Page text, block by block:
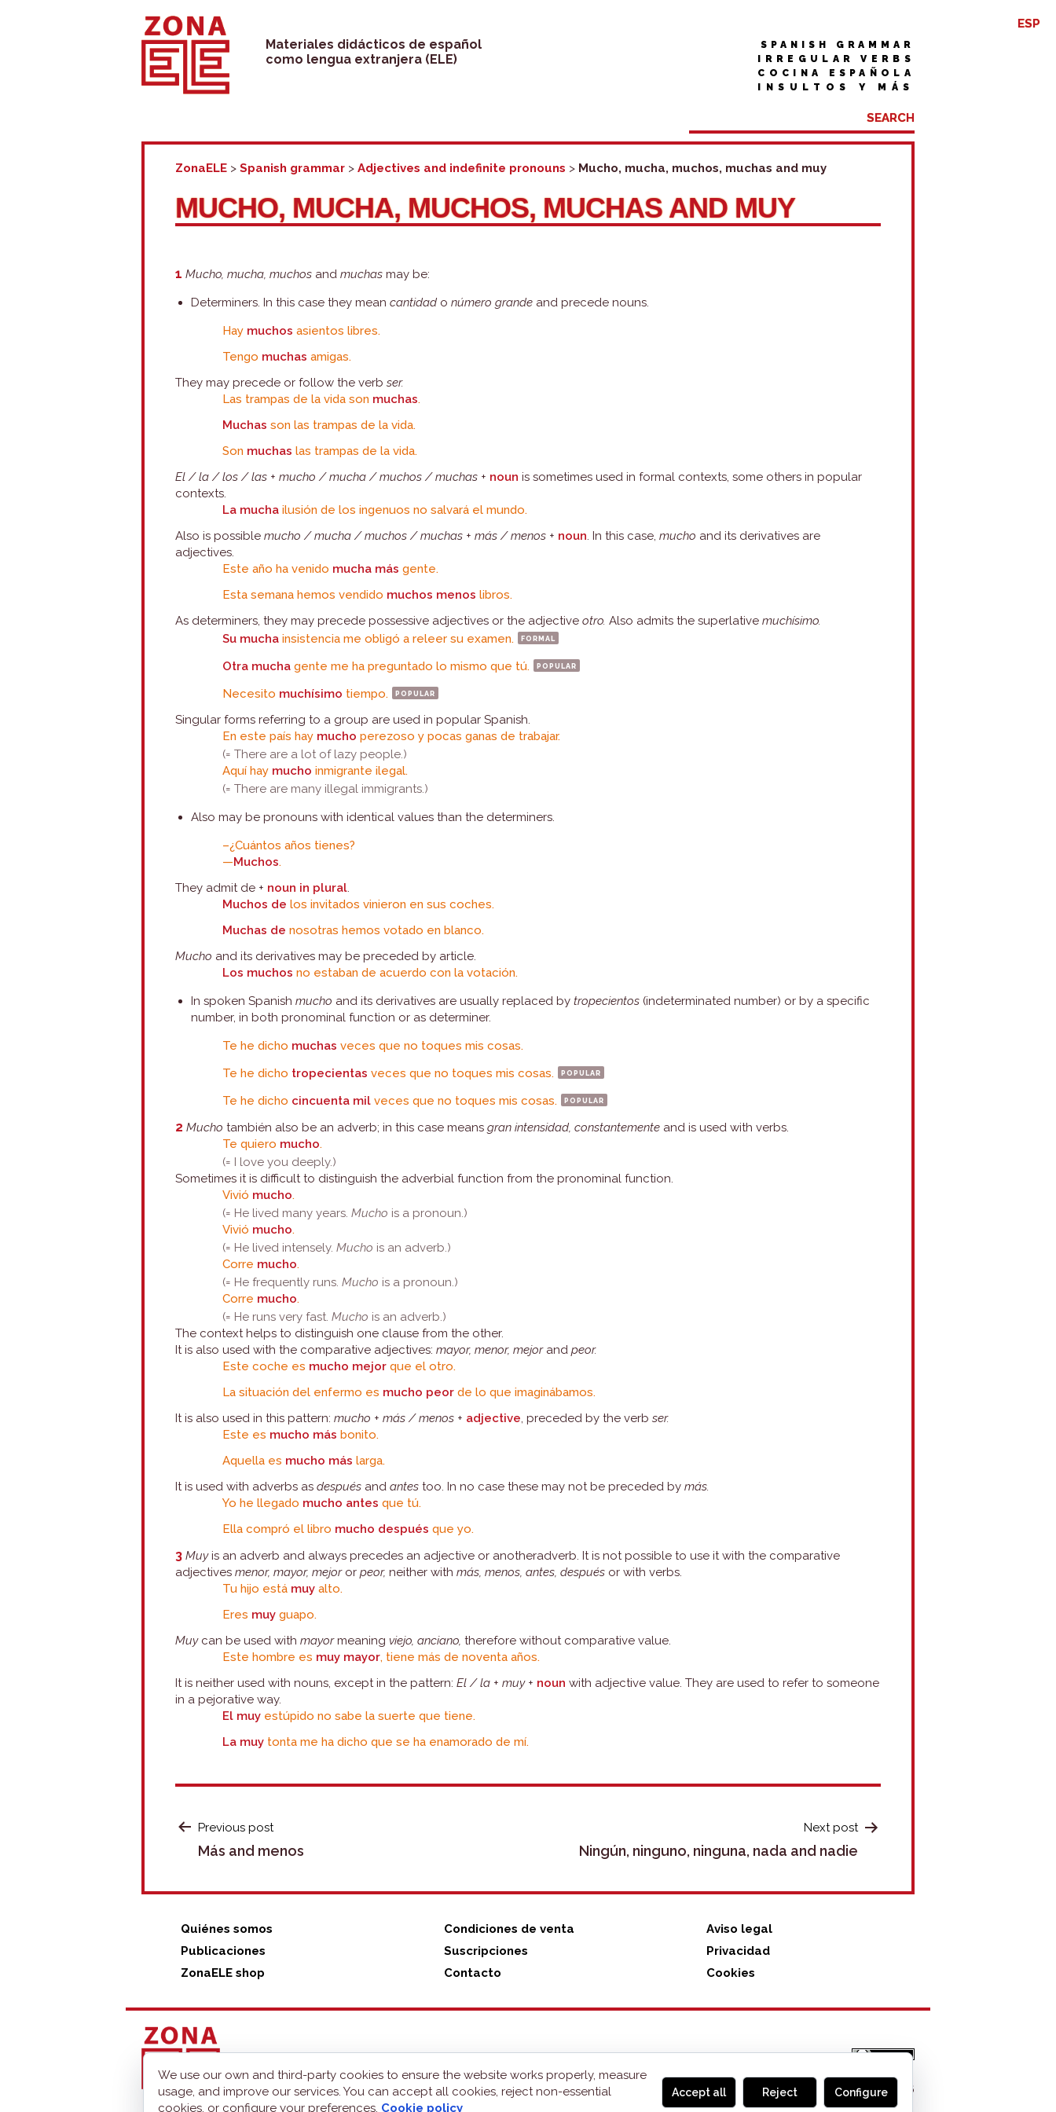
Skip
content
Materiales didácticos de español
como lengua extranjera (ELE)
SPANISH GRAMMAR
IRREGULAR VERBS
COCINA ESPAÑOLA
INSULTOS Y MÁS
ESP
ZonaELE >Spanish grammar >Adjectives and indefinite pronouns > Mucho, mucha, muchos, muchas and muy
MUCHO, MUCHA, MUCHOS, MUCHAS AND MUY
1 Mucho, mucha, muchos andmuchas may be:
Determiners. In this case they meancantidad onúmero grande and precede nouns.
Hay muchos asientos libres.
Tengo muchas amigas.
They may precede or follow the verb ser.
Las trampas de la vida son muchas.
Muchas son las trampas de la vida.
Son muchas las trampas de la vida.
El / la / los / las +mucho / mucha / muchos / muchas + nounis sometimes used in formal contexts, some others in popular
contexts.
La mucha ilusión de los ingenuos no salvará el mundo.
Also is possiblemucho / mucha / muchos / muchas +más / menos + noun. In this case,mucho and its derivatives are
adjectives.
Este año ha venido mucha más gente.
Esta semana hemos vendido muchos menos libros.
As determiners, they may precede possessive adjectives or the adjective otro. Also admits the superlativemuchísimo.
Su mucha insistencia me obligó a releer su examen. formal
Otra muchagente me ha preguntado lo mismo que tú. popular
Necesito muchísimo tiempo. popular
Singular forms referring to a group are used in popular Spanish.
En este país hay mucho perezoso y pocas ganas de trabajar.
(= There are a lot of lazy people.)
Aquí hay muchoinmigrante ilegal.
(= There are many illegal immigrants.)
Also may be pronouns with identical values than the determiners.
–¿Cuántos años tienes?
—Muchos.
They admit de + noun in plural.
Muchos de los invitados vinieron en sus coches.
Muchas denosotras hemos votado en blanco.
Mucho and its derivatives may be preceded by article.
Los muchosno estaban de acuerdo con la votación.
In spoken Spanishmucho and its derivatives are usually replaced bytropecientos (indeterminated number) or by a specific
number, in both pronominal function or as determiner.
Te he dicho muchas veces que no toques mis cosas.
Te he dicho tropecientas veces que no toques mis cosas. popular
Te he dicho cincuenta mil veces que no toques mis cosas. popular
2 Mucho también also be an adverb; in this case meansgran intensidad, constantemente and is used with verbs.
Te quiero mucho.
(= I love you deeply.)
Sometimes it is difficult to distinguish the adverbial function from the pronominal function.
Vivió mucho.
(= He lived many years.Mucho is a pronoun.)
Vivió mucho.
(= He lived intensely.Mucho is an adverb.)
Corre mucho.
(= He frequently runs.Mucho is a pronoun.)
Corre mucho.
(= He runs very fast.Mucho is an adverb.)
The context helps to distinguish one clause from the other.
It is also used with the comparative adjectives:mayor, menor, mejorandpeor.
Este coche es mucho mejor que el otro.
La situación del enfermo es mucho peor de lo que imaginábamos.
It is also used in this pattern:mucho +más / menos + adjective, preceded by the verbser.
Este es mucho más bonito.
Aquella es mucho más larga.
It is used with adverbs asdespués andantes too. In no case these may not be preceded bymás.
Yo he llegado mucho antes que tú.
Ella compró el libro mucho después que yo.
3 Muyis an adverb and always precedes an adjective or anotheradverb. It is not possible to use it with the comparative
adjectivesmenor, mayor, mejor orpeor, neither withmás, menos, antes, después or with verbs.
Tu hijo está muy alto.
Eres muy guapo.
Muy can be used with mayormeaning viejo, anciano, therefore without comparative value.
Este hombre es muy mayor, tiene más de noventa años.
It is neither used with nouns, except in the pattern:El / la +muy + noun with adjective value. They are used to refer to someone
in a pejorative way.
El muy estúpido no sabe la suerte que tiene.
La muy tonta me ha dicho que se ha enamorado de mí.
POST
NAVIGATION
Previous post
Más and menos
Next post
Ningún, ninguno, ninguna, nada and nadie
Quiénes somos
Publicaciones
ZonaELE shop
Condiciones de venta
Suscripciones
Contacto
Aviso legal
Privacidad
Cookies
MONOGLIFO, 2026
We use our own and third-party cookies to ensure the website works properly, measure
usage, and improve our services. You can accept all cookies, reject non-essential
cookies, or configure your preferences. Cookie policy
Accept all Reject Configure